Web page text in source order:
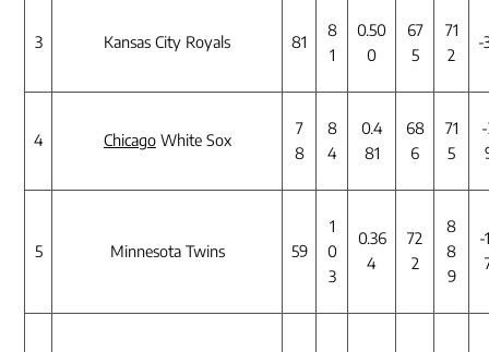
3 Kansas City Royals 81
8
1
0.50
0
67
5
71
2
-
4 ChicagoWhite Sox
7
8
8
4
0.4
81
68
6
71
5
5 Minnesota Twins 59
1
0
3
0.36
4
72
2
8
8
9
-